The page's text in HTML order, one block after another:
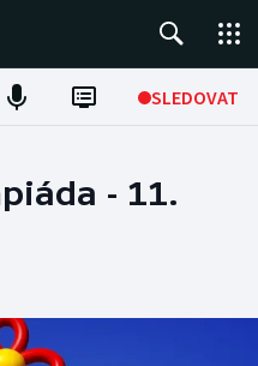
SLEDOVAT
- 11.